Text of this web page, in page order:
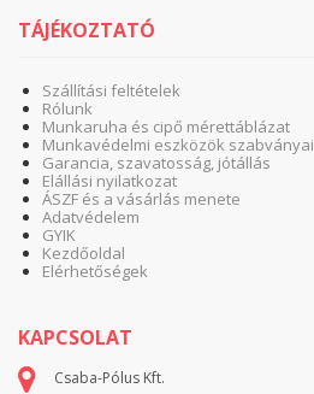
TÁJÉKOZTATÓ
Szállítási feltételek
Rólunk
Munkaruha és cipő mérettáblázat
Munkavédelmi eszközök szabványai
Garancia, szavatosság, jótállás
Elállási nyilatkozat
ÁSZF és a vásárlás menete
Adatvédelem
GYIK
Kezdőoldal
Elérhetőségek
KAPCSOLAT
Csaba-Pólus Kft.